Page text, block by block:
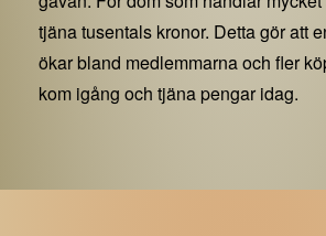
tjäna tusentals kronor. Detta gör att
ökar bland medlemmarna och fler
kom igång och tjäna pengar idag.